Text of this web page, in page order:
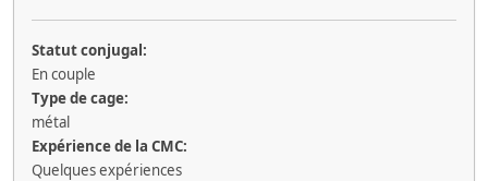
Statut conjugal:
En couple
Type de cage:
métal
Expérience de la CMC:
Quelques expériences